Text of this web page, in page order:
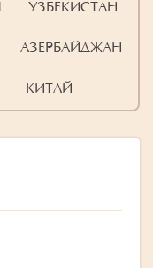
УЗБЕКИСТАН
АЗЕРБАЙДЖАН
КИТАЙ